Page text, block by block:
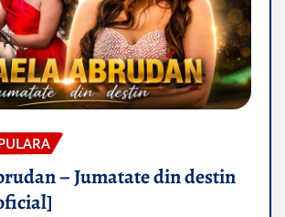
– Jumatate din destin